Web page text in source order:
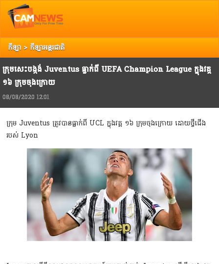
កីឡា > កីឡាអន្តរជាតិ
ក្រុមសេះបង្កង់ Juventus ធ្លាក់ពី UEFA Champion League ក្នុងវគ្គ
១៦ ក្រុមចុងក្រោយ
08/08/2020 12:01
ក្រុម Juventus ត្រូវបានធ្លាក់ពី UCL ក្នុងវគ្គ ១៦ ក្រុមចុងក្រោយ ដោយថ្វីជើង
របស់ Lyon
រាល់ការរិះគន់ កែលំអ បញ្ចេញយោបល់ អ្នកអាចទាក់ទង Camnews តាមរយៈ Email: